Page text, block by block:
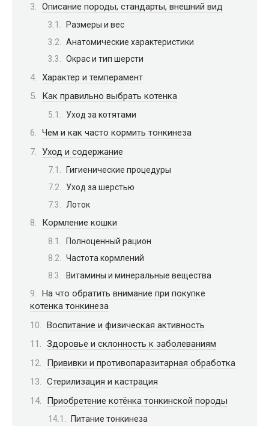
Описание породы, стандарты, внешний вид
Размеры и вес
Анатомические характеристики
Окрас и тип шерсти
Характер и темперамент
Как правильно выбрать котенка
Уход за котятами
Чем и как часто кормить тонкинеза
Уход и содержание
Гигиенические процедуры
Уход за шерстью
Лоток
Кормление кошки
Полноценный рацион
Частота кормлений
Витамины и минеральные вещества
На что обратить внимание при покупке
котенка тонкинеза
Воспитание и физическая активность
Здоровье и склонность к заболеваниям
Прививки и противопаразитарная обработка
Стерилизация и кастрация
Приобретение котёнка тонкинской породы
Питание тонкинеза